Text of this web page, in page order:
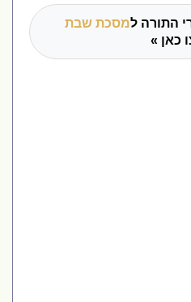
התורה למסכת שבת
»